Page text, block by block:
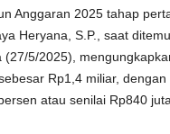
Anggaran 2025 tahap
Heryana, S.P., saat
(27/5/2025),
Rp1,4 miliar,
atau senilai Rp840 juta.